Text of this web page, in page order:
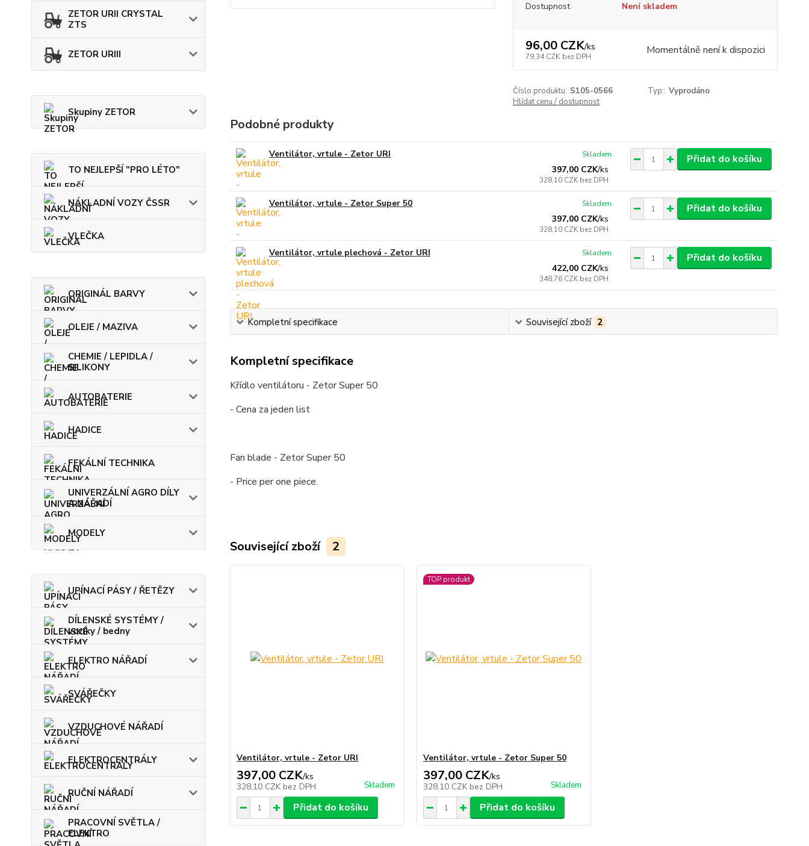
ZETOR URII CRYSTAL
ZTS
ZETOR URIII
Skupiny ZETOR
TO NEJLEPŠÍ "PRO LÉTO"
NÁKLADNÍ VOZY ČSSR
VLEČKA
ORIGINÁL BARVY
OLEJE / MAZIVA
CHEMIE / LEPIDLA /
SILIKONY
AUTOBATERIE
HADICE
FEKÁLNÍ TECHNIKA
UNIVERZÁLNÍ AGRO DÍLY
A NÁŘADÍ
MODELY
UPÍNACÍ PÁSY / ŘETĚZY
DÍLENSKÉ SYSTÉMY /
vozíky / bedny
ELEKTRO NÁŘADÍ
SVÁŘEČKY
VZDUCHOVÉ NÁŘADÍ
ELEKTROCENTRÁLY
RUČNÍ NÁŘADÍ
PRACOVNÍ SVĚTLA /
ELEKTRO
Dostupnost Není skladem
96,00 CZK/ks
79,34 CZK bez DPH Momentálně není k dispozici
Číslo produktu: S105-0566 Typ:: Vyprodáno
Hlídat cenu / dostupnost
Podobné produkty
Ventilátor, vrtule - Zetor URI
397,00 CZK/ks
328,10 CZKbez DPH
Skladem Přidat do košíku
Ventilátor, vrtule - Zetor Super 50
397,00 CZK/ks
328,10 CZKbez DPH
Skladem Přidat do košíku
Ventilátor, vrtule plechová - Zetor URI
422,00 CZK/ks
348,76 CZKbez DPH
Skladem Přidat do košíku
Kompletní specifikace Související zboží 2
Kompletní specifikace
Křídlo ventilátoru - Zetor Super 50
- Cena za jeden list
Fan blade - Zetor Super 50
- Price per one piece.
Související zboží 2
Ventilátor, vrtule - Zetor URI
397,00 CZK/ks
328,10 CZK bez DPH Skladem
Přidat do košíku
TOP produkt
Ventilátor, vrtule - Zetor Super 50
397,00 CZK/ks
328,10 CZK bez DPH Skladem
Přidat do košíku